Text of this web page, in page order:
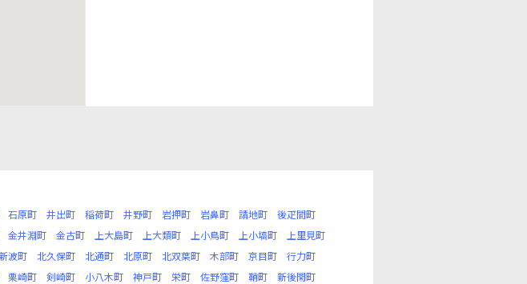
石原町 井出町 稲荷町 井野町 岩押町 岩鼻町 請地町
後疋間町
金井淵町 金古町 上大島町 上大類町 上小鳥町 上小塙町
上里見町
波町 北久保町 北通町 北原町 北双葉町 木部町 京目町
行力町
栗崎町 剣崎町 小八木町 神戸町 栄町 佐野窪町 鞘町
新後閑町